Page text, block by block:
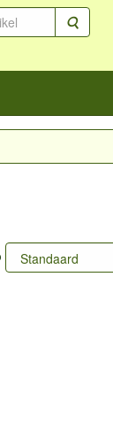
Zoeken